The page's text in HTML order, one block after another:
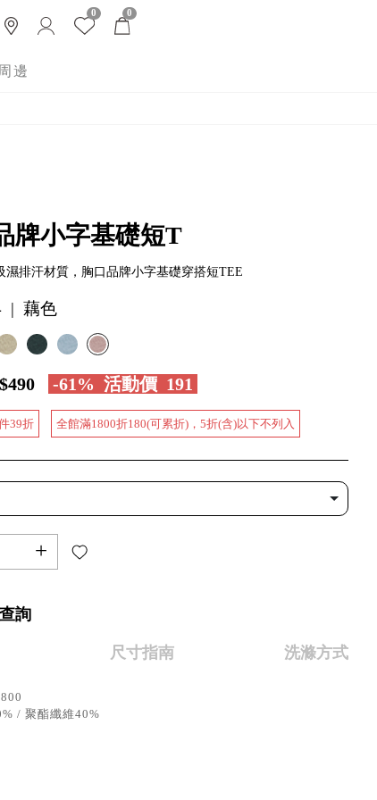
0 0
周邊
牌小字基礎短T
濕排汗材質，胸口品牌小字基礎穿搭短TEE
| 藕色
-61% 活動價 191
39折 全館滿1800折180(可累折)，5折(含)以下不列入
+
詢
尺寸指南 洗滌方式
/ 聚酯纖維40%